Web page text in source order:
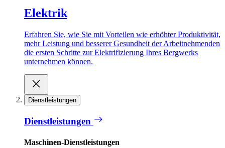
Elektrik
Erfahren Sie, wie Sie mit Vorteilen wie erhöhter Produktivität,
mehr Leistung und besserer Gesundheit der Arbeitnehmenden
die ersten Schritte zur Elektrifizierung Ihres Bergwerks
unternehmen können.
Dienstleistungen
Dienstleistungen
Maschinen-Dienstleistungen